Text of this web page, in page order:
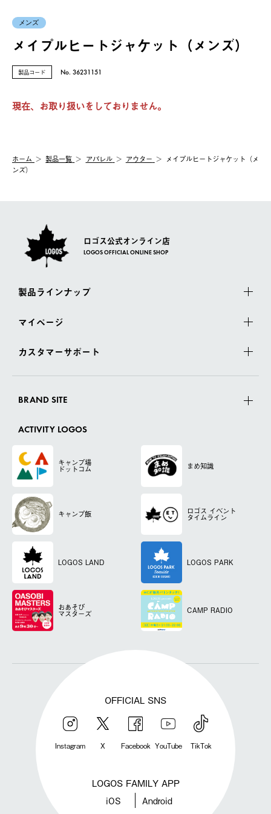
メンズ
メイプルヒートジャケット（メンズ）
製品コード No. 36231151
現在、お取り扱いをしておりません。
ホーム 製品⼀覧 アパレル アウター
メイプルヒートジャケット（メ
ンズ）
ロゴス公式オンライン店
LOGOS OFFICIAL ONLINE SHOP
製品ラインナップ
マイページ
カスタマーサポート
BRAND SITE
ACTIVITY LOGOS
キャンプ場
ドットコム まめ知識
キャンプ飯 ロゴス イベント
タイムライン
LOGOS LAND LOGOS PARK
おあそび
マスターズ CAMP RADIO
OFFICIAL SNS
Instagram X Facebook YouTube TikTok
LOGOS FAMILY APP
iOS Android